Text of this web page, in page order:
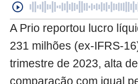
A Prio reportou lucro
231 milhões (ex-IFRS-
trimestre de 2023, alta
comparação com igual